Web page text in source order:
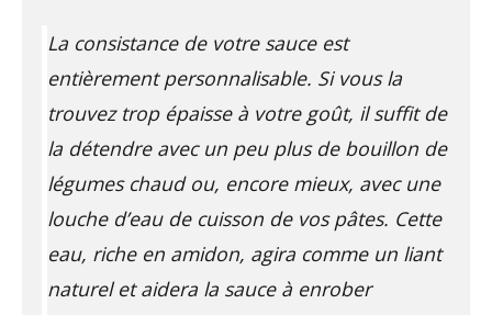
La consistance de votre sauce est
entièrement personnalisable. Si vous la
trouvez trop épaisse à votre goût, il suffit de
la détendre avec un peu plus de bouillon de
légumes chaud ou, encore mieux, avec une
louche d’eau de cuisson de vos pâtes. Cette
eau, riche en amidon, agira comme un liant
naturel et aidera la sauce à enrober